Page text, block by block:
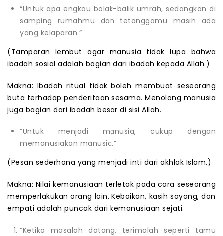
“Untuk apa engkau bolak-balik umrah, sedangkan di
samping rumahmu dan tetanggamu masih ada
yang kelaparan.”
(Tamparan lembut agar manusia tidak lupa bahwa
ibadah sosial adalah bagian dari ibadah kepada Allah.)
Makna: Ibadah ritual tidak boleh membuat seseorang
buta terhadap penderitaan sesama. Menolong manusia
juga bagian dari ibadah besar di sisi Allah.
“Untuk menjadi manusia, cukup dengan
memanusiakan manusia.”
(Pesan sederhana yang menjadi inti dari akhlak Islam.)
Makna: Nilai kemanusiaan terletak pada cara seseorang
memperlakukan orang lain. Kebaikan, kasih sayang, dan
empati adalah puncak dari kemanusiaan sejati.
“Ketika masalah datang, terimalah seperti tamu